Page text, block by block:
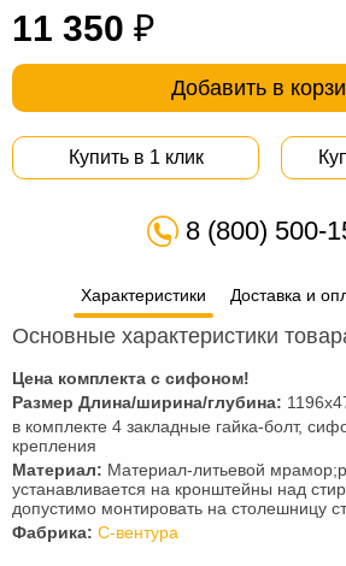
ротанга
мебель
Косметологическое
оборудование
11 350 ₽
Добавить в
Купить в 1 клик
8 (800) 500-
Характеристики Доставка и
Основные характеристики
Цена комплекта с сифоном!
Размер Длина/ширина/глубина:
в комплекте 4 закладные гайка-болт,
крепления
Материал: Материал-литьевой
устанавливается на кронштейны над
допустимо монтировать на столешницу
Фабрика: С-вентура